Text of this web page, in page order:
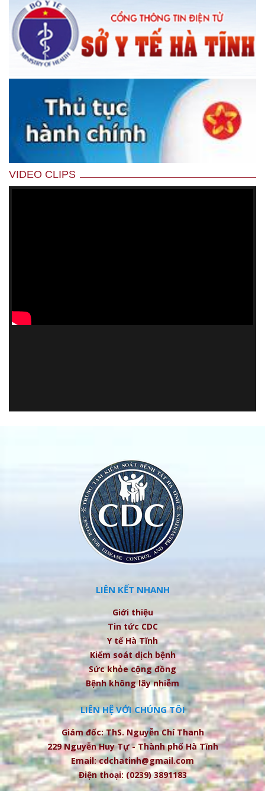
VIDEO CLIPS
LIÊN KẾT NHANH
Giới thiệu
Tin tức CDC
Y tế Hà Tĩnh
Kiểm soát dịch bệnh
Sức khỏe cộng đồng
Bệnh không lây nhiễm
LIÊN HỆ VỚI CHÚNG TÔI
Giám đốc: ThS. Nguyễn Chí Thanh
229 Nguyễn Huy Tự - Thành phố Hà Tĩnh
Email: cdchatinh@gmail.com
Điện thoại: (0239) 3891183